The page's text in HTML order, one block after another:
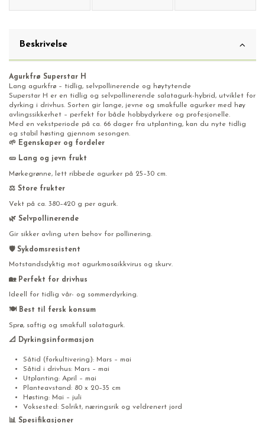
Beskrivelse
Agurkfrø Superstar H
Lang agurkfrø – tidlig, selvpollinerende og høytytende
Superstar H er en tidlig og selvpollinerende salatagurk-hybrid, utviklet for
dyrking i drivhus. Sorten gir lange, jevne og smakfulle agurker med høy
avlingssikkerhet – perfekt for både hobbydyrkere og profesjonelle.
Med en vekstperiode på ca. 66 dager fra utplanting, kan du nyte tidlig
og stabil høsting gjennom sesongen.
🌱 Egenskaper og fordeler
🥒 Lang og jevn frukt
Mørkegrønne, lett ribbede agurker på 25–30 cm.
⚖️ Store frukter
Vekt på ca. 380–420 g per agurk.
🌿 Selvpollinerende
Gir sikker avling uten behov for pollinering.
🛡️ Sykdomsresistent
Motstandsdyktig mot agurkmosaikkvirus og skurv.
🏡 Perfekt for drivhus
Ideell for tidlig vår- og sommerdyrking.
🍽️ Best til fersk konsum
Sprø, saftig og smakfull salatagurk.
📐 Dyrkingsinformasjon
Såtid (forkultivering): Mars – mai
Såtid i drivhus: Mars – mai
Utplanting: April – mai
Planteavstand: 80 x 20–35 cm
Høsting: Mai – juli
Voksested: Solrikt, næringsrik og veldrenert jord
📊 Spesifikasjoner